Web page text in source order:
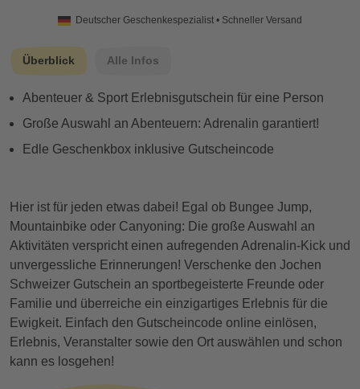
Deutscher Geschenkespezialist • Schneller Versand
Überblick Alle Infos
Abenteuer & Sport Erlebnisgutschein für eine Person
Große Auswahl an Abenteuern: Adrenalin garantiert!
Edle Geschenkbox inklusive Gutscheincode
Hier ist für jeden etwas dabei! Egal ob Bungee Jump,
Mountainbike oder Canyoning: Die große Auswahl an
Aktivitäten verspricht einen aufregenden Adrenalin-Kick und
unvergessliche Erinnerungen! Verschenke den Jochen
Schweizer Gutschein an sportbegeisterte Freunde oder
Familie und überreiche ein einzigartiges Erlebnis für die
Ewigkeit. Einfach den Gutscheincode online einlösen,
Erlebnis, Veranstalter sowie den Ort auswählen und schon
kann es losgehen!